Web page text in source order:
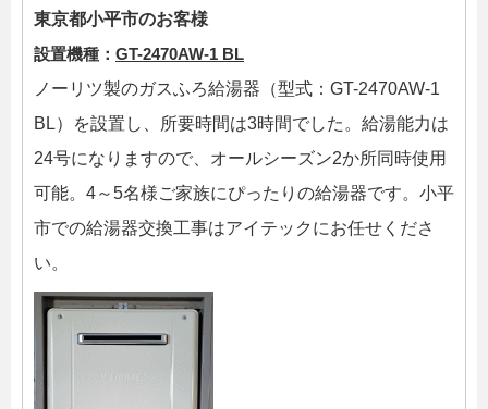
東京都小平市のお客様
設置機種： GT-2470AW-1 BL
ノーリツ製のガスふろ給湯器（型式：GT-2470AW-1
BL）を設置し、所要時間は3時間でした。給湯能力は
24号になりますので、オールシーズン2か所同時使用
可能。4～5名様ご家族にぴったりの給湯器です。小平
市での給湯器交換工事はアイテックにお任せくださ
い。